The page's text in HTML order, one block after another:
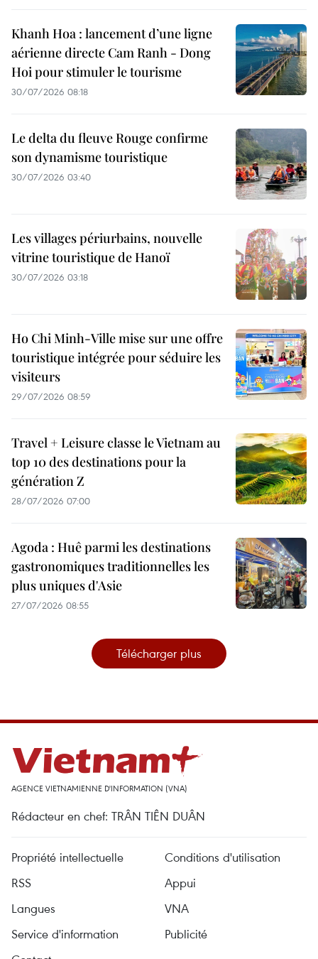
Khanh Hoa : lancement d’une ligne
aérienne directe Cam Ranh - Dong
Hoi pour stimuler le tourisme
30/07/2026 08:18
Le delta du fleuve Rouge confirme
son dynamisme touristique
30/07/2026 03:40
Les villages périurbains, nouvelle
vitrine touristique de Hanoï
30/07/2026 03:18
Ho Chi Minh-Ville mise sur une offre
touristique intégrée pour séduire les
visiteurs
29/07/2026 08:59
Travel + Leisure classe le Vietnam au
top 10 des destinations pour la
génération Z
28/07/2026 07:00
Agoda : Huê parmi les destinations
gastronomiques traditionnelles les
plus uniques d'Asie
27/07/2026 08:55
Télécharger plus
AGENCE VIETNAMIENNE D'INFORMATION (VNA)
Rédacteur en chef: TRÂN TIÊN DUÂN
Propriété intellectuelle
Conditions d'utilisation
RSS
Appui
Langues
VNA
Service d'information
Publicité